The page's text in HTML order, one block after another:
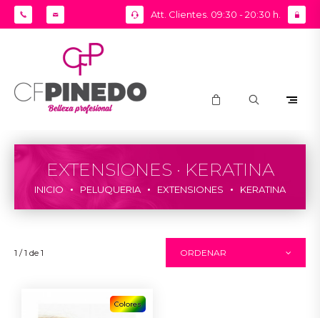
Att. Clientes. 09:30 - 20:30 h.
EXTENSIONES · KERATINA
INICIO PELUQUERIA EXTENSIONES KERATINA
1 / 1 de 1 ORDENAR
Colores